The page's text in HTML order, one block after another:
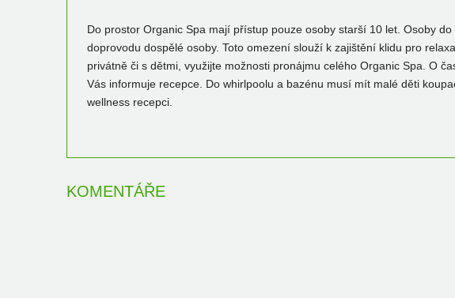
Do prostor Organic Spa mají přístup pouze osoby starší 10 let. Osoby
doprovodu dospělé osoby. Toto omezení slouží k zajištění klidu pro
privátně či s dětmi, využijte možnosti pronájmu celého Organic Spa. O
Vás informuje recepce. Do whirlpoolu a bazénu musí mít malé děti
wellness recepci.
KOMENTÁŘE